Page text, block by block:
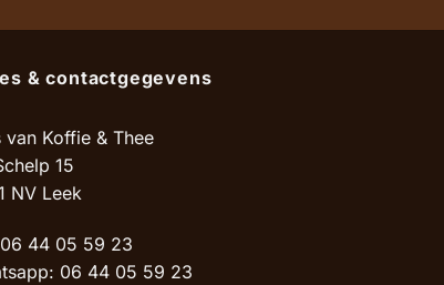
& contactgegevens
van Koffie & Thee
15
NV Leek
44 05 59 23
06 44 05 59 23